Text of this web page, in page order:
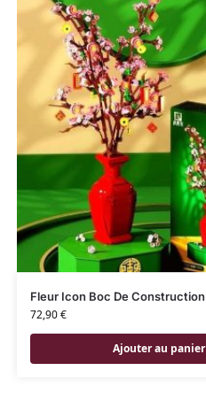
Fleur Icon Boc De Construction
72,90€
Ajouter au panier